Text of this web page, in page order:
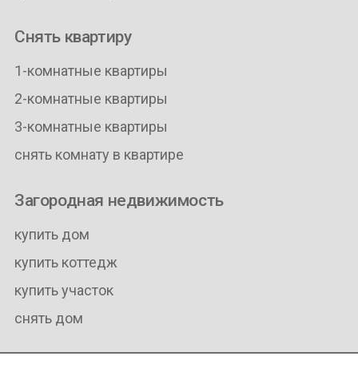
Снять квартиру
1-комнатные квартиры
2-комнатные квартиры
3-комнатные квартиры
снять комнату в квартире
Загородная недвижимость
купить дом
купить коттедж
купить участок
снять дом